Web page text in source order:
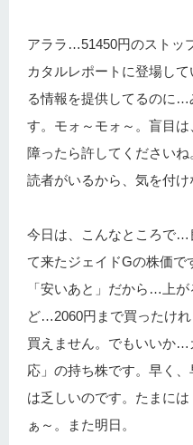
アララ…51450円のストッ
カタルレポートに登場し
る情報を提供してるのに
す。モォ～モォ～。盲目
障ったら許してください
読者がいるから、気を付け
今日は、こんなところで
て来たジェイドGの株価で
「安いあと」だから…上
ど…2060円まで買ったけ
買えません。でもいいか…
応」の持ち株です。早く
は乏しいのです。たまに
ぁ～。また明日。